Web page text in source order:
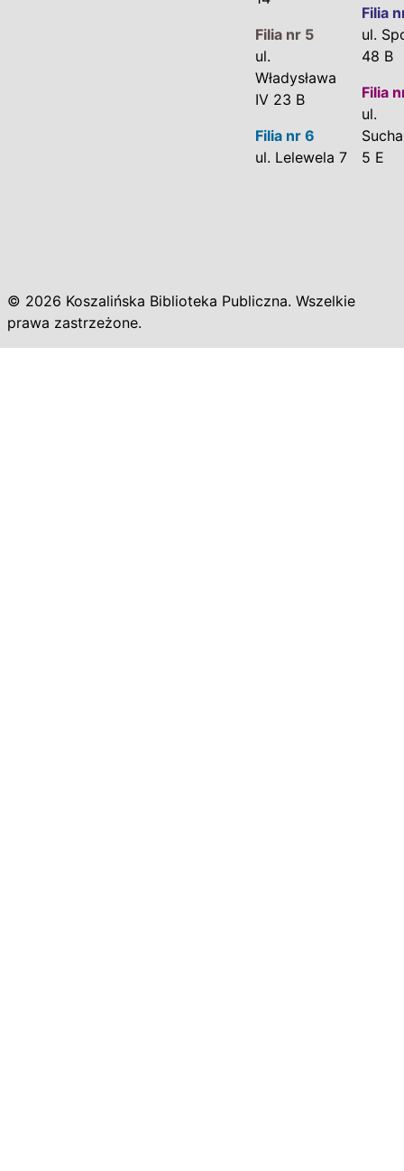
Filia nr 5
ul.
Władysława
IV 23 B
Filia nr 6
ul. Lelewela 7
Filia
ul.
48 B
Filia
ul.
5 E
© 2026 Koszalińska Biblioteka Publiczna. Wszelkie
prawa zastrzeżone.